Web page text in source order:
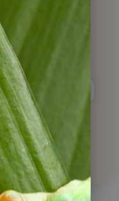
Flora & Fauna